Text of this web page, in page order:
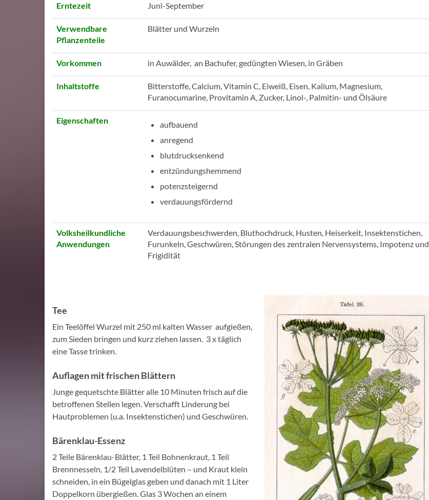
Erntezeit Juni-September
Verwendbare
Pflanzenteile
Blätter und Wurzeln
Vorkommen in Auwälder, an Bachufer, gedüngten Wiesen, in Gräben
Inhaltstoffe
Bitterstoffe, Calcium, Vitamin C, Eiweiß, Eisen, Kalium, Magnesium,
Furanocumarine, Provitamin A, Zucker, Linol-, Palmitin- und Ölsäure
Eigenschaften
aufbauend
anregend
blutdrucksenkend
entzündungshemmend
potenzsteigernd
verdauungsfördernd
Volksheilkundliche
Anwendungen
Verdauungsbeschwerden, Bluthochdruck, Husten, Heiserkeit, Insektenstichen,
Furunkeln, Geschwüren, Störungen des zentralen Nervensystems, Impotenz und
Frigidität
Tee
Ein Teelöffel Wurzel mit 250 ml kalten Wasser aufgießen,
zum Sieden bringen und kurz ziehen lassen. 3 x täglich
eine Tasse trinken.
Auflagen mit frischen Blättern
Junge gequetschte Blätter alle 10 Minuten frisch auf die
betroffenen Stellen legen. Verschafft Linderung bei
Hautproblemen (u.a. Insektenstichen) und Geschwüren.
Bärenklau-Essenz
2 Teile Bärenklau-Blätter, 1 Teil Bohnenkraut, 1 Teil
Brennnesseln, 1/2 Teil Lavendelblüten – und Kraut klein
schneiden, in ein Bügelglas geben und danach mit 1 Liter
Doppelkorn übergießen. Glas 3 Wochen an einem